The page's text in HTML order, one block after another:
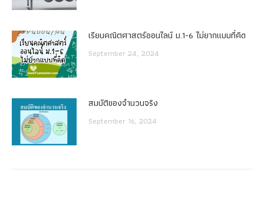
เรียนคณิตศาสตร์ออนไลน์ ม.1-6 ไม่ยากแบบที่คิด
September 24, 2024
สมบัติของจำนวนจริง
September 16, 2024